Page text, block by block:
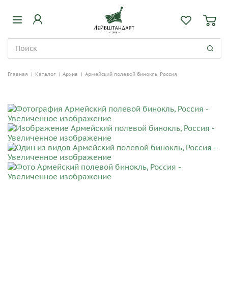
Главная | Каталог | Архив | Армейский полевой бинокль, Россия